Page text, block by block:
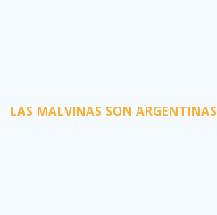
LAS MALVINAS SON ARGENTINAS